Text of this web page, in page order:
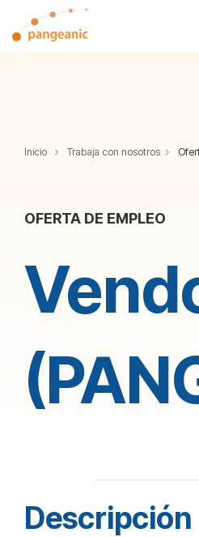
the
Inicio Trabaja con nosotros
OFERTA DE EMPLEO
Descripción